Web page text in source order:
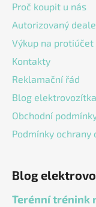
Proč koupit u nás
Autorizovaný
Výkup na protiúčet
Kontakty
Reklamační řád
Blog elektrovozítka
Obchodní
Podmínky ochrany
Blog
Terénní trénink